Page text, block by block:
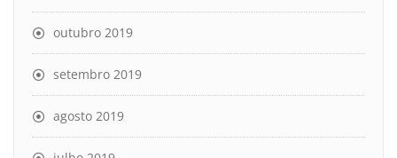
outubro 2019
setembro 2019
agosto 2019